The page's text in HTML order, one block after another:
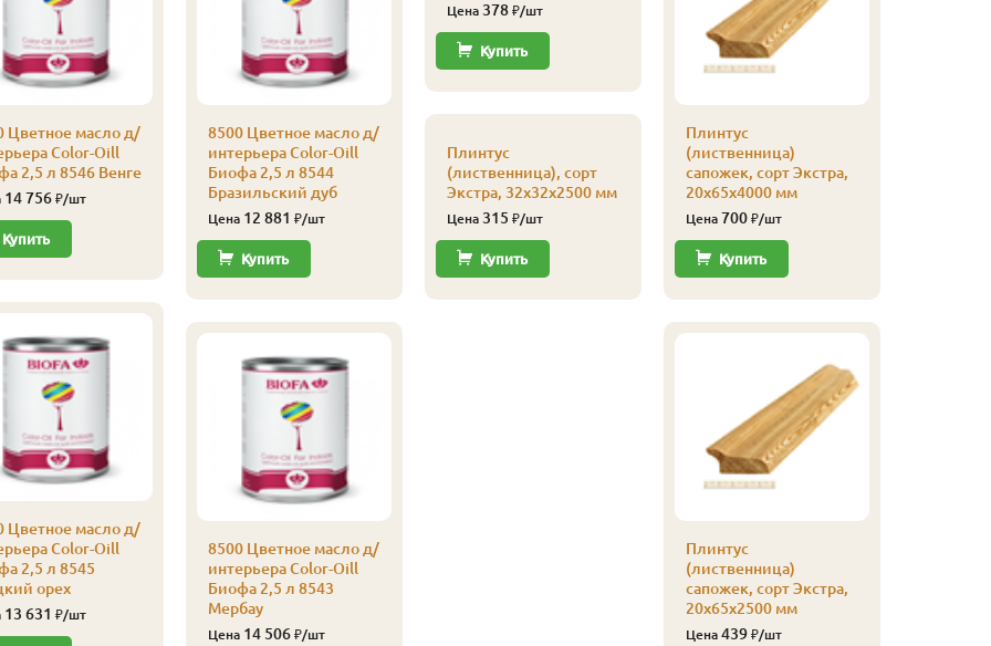
Цветное масло д/
Color-Oill
2,5 л 8546 Венге
14 756₽/шт
Купить
Цветное масло д/
Color-Oill
2,5 л 8545
орех
13 631 ₽/шт
8500 Цветное масло д/
интерьера Color-Oill
Биофа 2,5 л 8544
Бразильский дуб
Цена 12 881 ₽/шт
Купить
8500 Цветное масло д/
интерьера Color-Oill
Биофа 2,5 л 8543
Мербау
Цена 14 506₽/шт
Цена 378₽/шт
Купить
Плинтус
(лиственница), сорт
Экстра, 32х32х2500 мм
Цена 315 ₽/шт
Купить
Плинтус
(лиственница)
сапожек, сорт Экстра,
20х65х4000 мм
Цена 700₽/шт
Купить
Плинтус
(лиственница)
сапожек, сорт Экстра,
20х65х2500 мм
Цена 439₽/шт